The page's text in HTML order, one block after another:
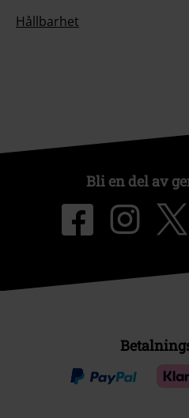
Hållbarhet
Bli en del av